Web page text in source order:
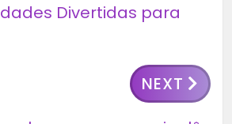
Divertidas para
NEXT